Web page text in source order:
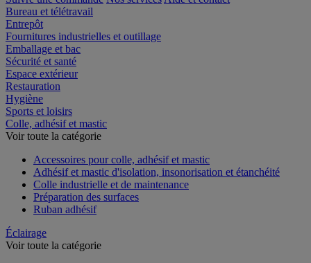
Bureau et télétravail
Entrepôt
Fournitures industrielles et outillage
Emballage et bac
Sécurité et santé
Espace extérieur
Restauration
Hygiène
Sports et loisirs
Colle, adhésif et mastic
Voir toute la catégorie
Accessoires pour colle, adhésif et mastic
Adhésif et mastic d'isolation, insonorisation et étanchéité
Colle industrielle et de maintenance
Préparation des surfaces
Ruban adhésif
Éclairage
Voir toute la catégorie